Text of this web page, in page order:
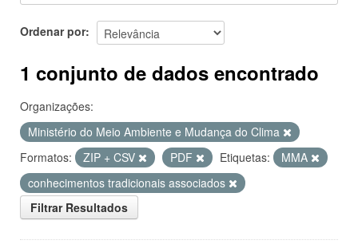
Ordenar por
1 conjunto de dados encontrado
Organizações:
Ministério do Meio Ambiente e Mudança do Clima
Formatos:
ZIP + CSV PDF Etiquetas:
MMA
conhecimentos tradicionais associados
Filtrar Resultados